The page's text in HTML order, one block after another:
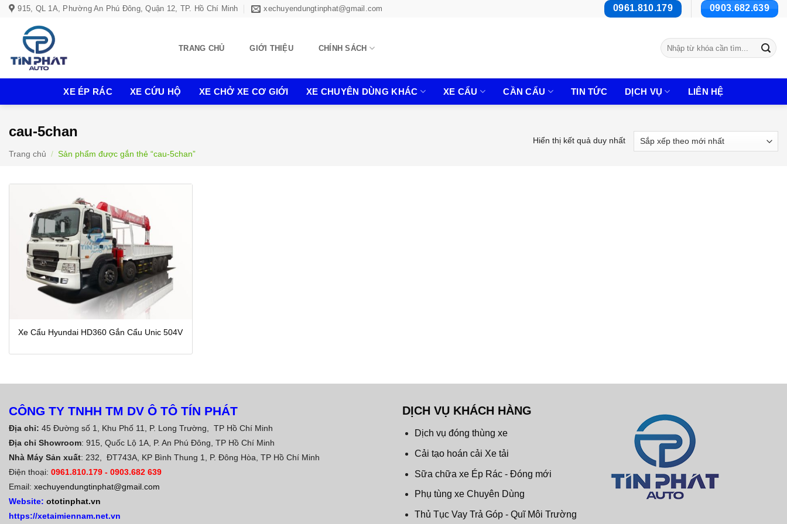
Bỏ
915, QL 1A, Phường An Phú Đông, Quận 12, TP. Hồ Chí Minh xechuyendungtinphat@gmail.com 0961.810.179 0903.682.639
TRANG CHỦ GIỚI THIỆU CHÍNH SÁCH
Tìm
kiếm:
XE ÉP RÁC XE CỨU HỘ XE CHỞ XE CƠ GIỚI XE CHUYÊN DÙNG KHÁC XE CẨU CẦN CẨU TIN TỨC DỊCH VỤ LIÊN HỆ
cau-5chan
Trang chủ / Sản phẩm được gắn thẻ “cau-5chan”
Hiển thị kết quả duy nhất
Xe Cẩu Hyundai HD360 Gắn Cẩu Unic 504V
CÔNG TY TNHH TM DV Ô TÔ TÍN PHÁT
Địa chỉ: 45 Đường số 1, Khu Phố 11, P. Long Trường, TP Hồ Chí Minh
Địa chỉ Showroom: 915, Quốc Lộ 1A, P. An Phú Đông, TP Hồ Chí Minh
Nhà Máy Sản xuất: 232, ĐT743A, KP Bình Thung 1, P. Đông Hòa, TP Hồ Chí Minh
Điện thoại: 0961.810.179 - 0903.682 639
Email: xechuyendungtinphat@gmail.com
Website: ototinphat.vn
https://xetaimiennam.net.vn
DỊCH VỤ KHÁCH HÀNG
Dịch vụ đóng thùng xe
Cải tạo hoán cải Xe tải
Sữa chữa xe Ép Rác - Đóng mới
Phụ tùng xe Chuyên Dùng
Thủ Tục Vay Trả Góp - Quĩ Môi Trường